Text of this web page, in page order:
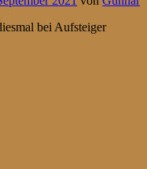
bei Aufsteiger